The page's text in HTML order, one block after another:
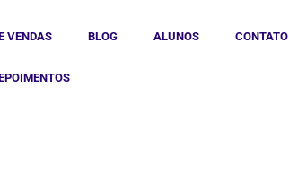
VENDAS BLOG ALUNOS CONTATO